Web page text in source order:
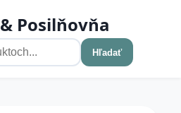
Posilňovňa
Hľadať